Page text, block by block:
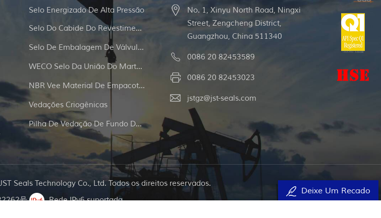
Selo Energizado De Alta Pressão
Selo Do Cabide Do Revestimento E Da Tubulação
Selo De Embalagem De Válvula De Portão
WECO Selo Da União Do Martelo
NBR Vee Material De Empacotamento
Vedações Criogênicas
Pilha De Vedação De Fundo De Poço
No. 1, Xinyu North Road, Ningxi
Street, Zengcheng District,
Guangzhou, China 511340
0086 20 82453589
0086 20 82453023
jstgz@jst-seals.com
Seals Technology Co., Ltd. Todos os direitos reservados.
号
Rede IPv6 suportada
Deixe Um Recado